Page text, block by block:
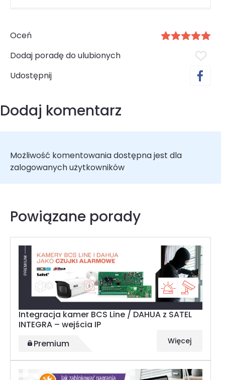
Oceń
Dodaj poradę do ulubionych
Udostępnij
Dodaj komentarz
Możliwość komentowania dostępna jest dla
zalogowanych użytkowników
Powiązane porady
Integracja kamer BCS Line / DAHUA z SATEL
INTEGRA – wejścia IP
Premium
Więcej